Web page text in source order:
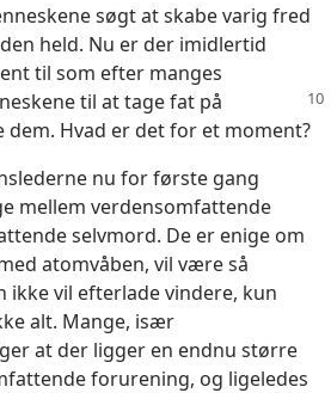
søgt at skabe varig fred
held. Nu er der imidlertid
til som efter manges
til at tage fat på
dem. Hvad er det for et moment?
nu for første gang
mellem verdensomfattende
selvmord. De er enige om
atomvåben, vil være så
ikke vil efterlade vindere, kun
alt. Mange, især
at der ligger en endnu større
forurening, og ligeledes